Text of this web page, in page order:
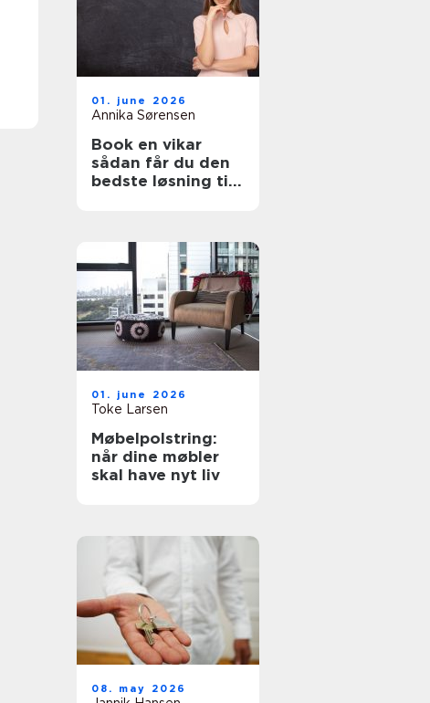
01. june 2026
Annika Sørensen
Book en vikar
sådan får du den
bedste løsning til
01. june 2026
Toke Larsen
Møbelpolstring:
når dine møbler
skal have nyt liv
08. may 2026